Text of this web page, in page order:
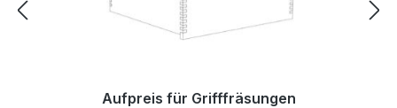
Aufpreis für Grifffräsungen